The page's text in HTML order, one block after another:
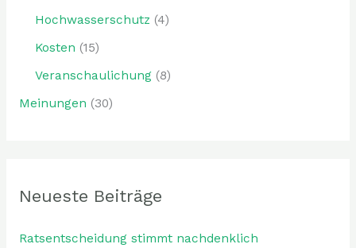
Hochwasserschutz (4)
Kosten (15)
Veranschaulichung(8)
Meinungen (30)
Neueste Beiträge
Ratsentscheidung stimmt nachdenklich